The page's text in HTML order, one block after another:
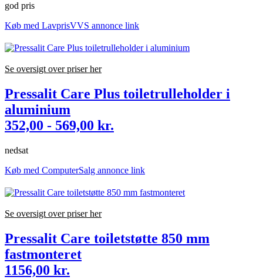
god pris
Køb med LavprisVVS annonce link
Se oversigt over priser her
Pressalit Care Plus toiletrulleholder i
aluminium
352,00 - 569,00 kr.
nedsat
Køb med ComputerSalg annonce link
Se oversigt over priser her
Pressalit Care toiletstøtte 850 mm
fastmonteret
1156,00 kr.